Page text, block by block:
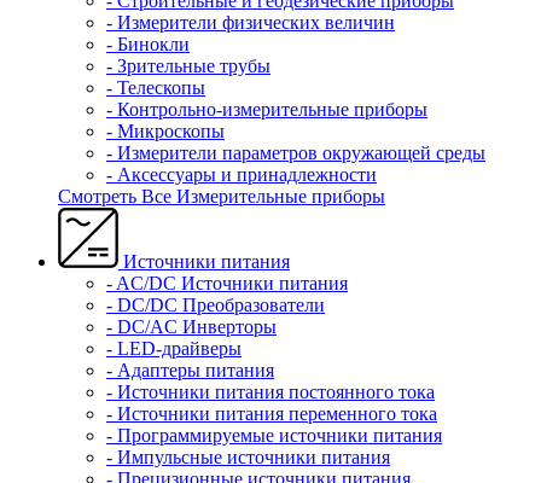
- Измерители физических величин
- Бинокли
- Зрительные трубы
- Телескопы
- Контрольно-измерительные приборы
- Микроскопы
- Измерители параметров окружающей среды
- Аксессуары и принадлежности
Смотреть Все Измерительные приборы
Источники питания
- AC/DC Источники питания
- DC/DC Преобразователи
- DC/AC Инверторы
- LED-драйверы
- Адаптеры питания
- Источники питания постоянного тока
- Источники питания переменного тока
- Программируемые источники питания
- Импульсные источники питания
- Прецизионные источники питания